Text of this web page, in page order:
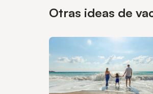
Otras ideas de